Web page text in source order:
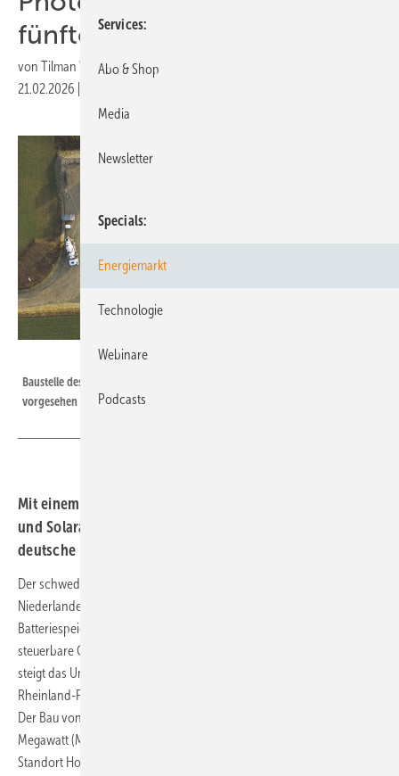
fünfte Windturbine ein
von Tilman Weber
21.02.2026
Baustelle des Hybridkraftwerkes Hommerdingen-Biesdorf von Vattenfall,
vorgesehen sind zusammen 24,6 Megawatt (MW) Nennleistung.
Mit einem gemeinsamen Netzanschluss für Windkraft-
und Solaranlagen in Rheinland-Pfalz steigt Vattenfall ins
deutsche Hybridkraftwerksgeschäft ein.
Der schwedische Energiekonzern Vattenfall hatte 2022 in den
Niederlanden mit einem sehr großen Hybridkraftwerk inklusive
Batteriespeicheranlage vorgelegt, um die möglichst verlässliche
steuerbare Grünstromeinspeisung im großen Stil vorzumachen. Nun
steigt das Unternehmen nach eigenen Angaben mit einem Projekt in
Rheinland-Pfalz auch hierzulande ins Hybridkraftwerksgeschäft ein.
Der Bau von vier Enercon-Windenergieanlagen mit zusammen 17
Megawatt (MW) und eines Solarmodulfelds mit 7,6 MW am Eifel-
Standort Hommerdingen-Biesdorf hat begonnen. Vattenfall nennt es
Services
Abo & Shop
Media
Newsletter
Specials
Energiemarkt
Technologie
Webinare
Podcasts